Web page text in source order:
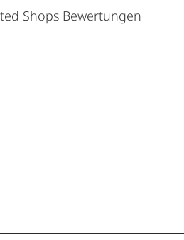
Shops Bewertungen